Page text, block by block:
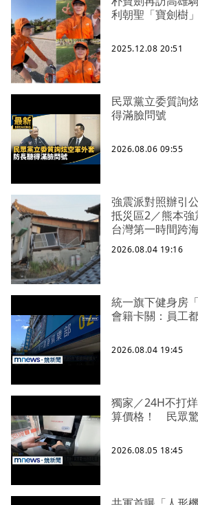
利朝聖「寶劍樹
2025.12.08 20:51
民眾黨立委質詢
得滿臉問號
2026.08.06 09:55
強震派對照辦引
抵災區2／熊本
台灣第一時間跨
2026.08.04 19:16
統一旗下健身房
會籍卡關：員工
2026.08.04 19:45
獨家／24H不打
算價格！ 民眾
2026.08.05 18:45